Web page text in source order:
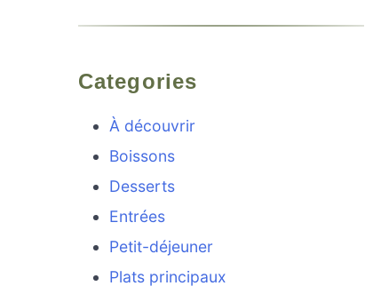
Categories
À découvrir
Boissons
Desserts
Entrées
Petit-déjeuner
Plats principaux